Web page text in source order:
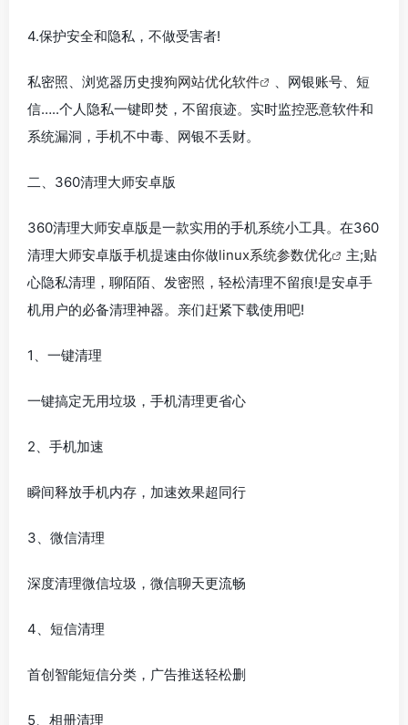
4.保护安全和隐私，不做受害者!
私密照、浏览器历史搜狗网站优化软件
、网银账号、短
信…..个人隐私一键即焚，不留痕迹。实时监控恶意软件和
系统漏洞，手机不中毒、网银不丢财。
二、360清理大师安卓版
360清理大师安卓版是一款实用的手机系统小工具。在360
清理大师安卓版手机提速由你做linux系统参数优化
主;贴
心隐私清理，聊陌陌、发密照，轻松清理不留痕!是安卓手
机用户的必备清理神器。亲们赶紧下载使用吧!
1、一键清理
一键搞定无用垃圾，手机清理更省心
2、手机加速
瞬间释放手机内存，加速效果超同行
3、微信清理
深度清理微信垃圾，微信聊天更流畅
4、短信清理
首创智能短信分类，广告推送轻松删
5、相册清理